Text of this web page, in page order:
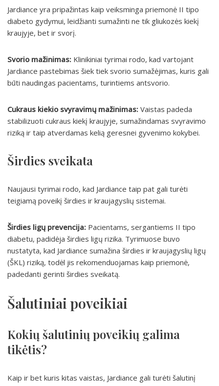
Jardiance yra pripažintas kaip veiksminga priemonė II tipo
diabeto gydymui, leidžianti sumažinti ne tik gliukozės kiekį
kraujyje, bet ir svorį.
Svorio mažinimas: Klinikiniai tyrimai rodo, kad vartojant
Jardiance pastebimas šiek tiek svorio sumažėjimas, kuris gali
būti naudingas pacientams, turintiems antsvorio.
Cukraus kiekio svyravimų mažinimas: Vaistas padeda
stabilizuoti cukraus kiekį kraujyje, sumažindamas svyravimo
riziką ir taip atverdamas kelią geresnei gyvenimo kokybei.
Širdies sveikata
Naujausi tyrimai rodo, kad Jardiance taip pat gali turėti
teigiamą poveikį širdies ir kraujagyslių sistemai.
Širdies ligų prevencija: Pacientams, sergantiems II tipo
diabetu, padidėja širdies ligų rizika. Tyrimuose buvo
nustatyta, kad Jardiance sumažina širdies ir kraujagyslių ligų
(ŠKL) riziką, todėl jis rekomenduojamas kaip priemonė,
padedanti gerinti širdies sveikatą.
Šalutiniai poveikiai
Kokių šalutinių poveikių galima
tikėtis?
Kaip ir bet kuris kitas vaistas, Jardiance gali turėti šalutinį